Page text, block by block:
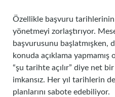
Özellikle başvuru
yönetmeyi zorlaştırıyor.
başvurusunu başlatmışken,
konuda açıklama
“şu tarihte açılır” diye net
imkansız. Her yıl tarihlerin
planlarını sabote edebiliyor.